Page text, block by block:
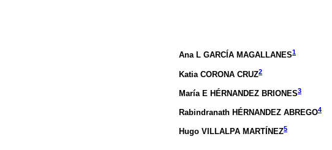
Ana L GARCÍA MAGALLANES1
Katia CORONA CRUZ2
María E HÉRNANDEZ BRIONES3
Rabindranath HÉRNANDEZ ABREGO4
Hugo VILLALPA MARTÍNEZ5